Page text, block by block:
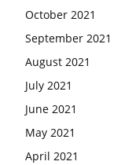
October 2021
September 2021
August 2021
July 2021
June 2021
May 2021
April 2021